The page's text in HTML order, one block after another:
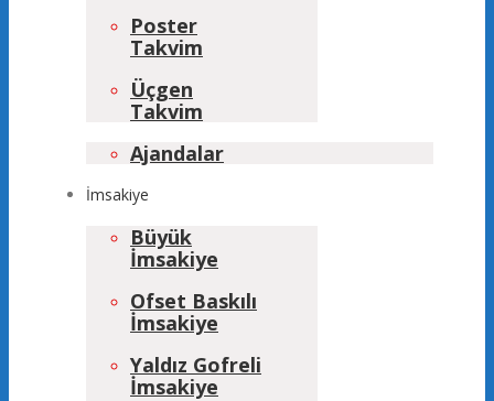
Poster
Takvim
Üçgen
Takvim
Ajandalar
İmsakiye
Büyük
İmsakiye
Ofset Baskılı
İmsakiye
Yaldız Gofreli
İmsakiye